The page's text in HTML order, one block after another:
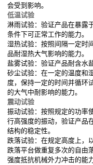
会受到影响。
低温试验
淋雨试验：验证产品在暴露
条件下可正常工作的能力。
湿热试验：按照间隔一定时
品耐湿热大气影响的能力。
盐雾试验：验证产品耐含水
砂尘试验：在一定的温度和
度，保持一定的时间并循环
的大气中耐影响的能力。
震动试验
振动试验：按照规定的功率
行高强度的振动，验证产品
结构的稳定性。
跌落试验：在规定高度上，
跌落平台做重复多次的自由
强度抵抗机械外力冲击的能力